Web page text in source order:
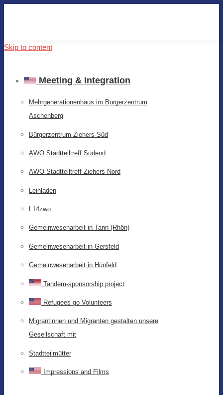
Skip to content
Meeting & Integration
Mehrgenerationenhaus im Bürgerzentrum
Aschenberg
Bürgerzentrum Ziehers-Süd
AWO Stadtteiltreff Südend
AWO Stadtteiltreff Ziehers-Nord
Leihladen
L14zwo
Gemeinwesenarbeit in Tann (Rhön)
Gemeinwesenarbeit in Gersfeld
Gemeinwesenarbeit in Hünfeld
Tandem-sponsorship project
Refugees go Volunteers
Migrantinnen und Migranten gestalten unsere
Gesellschaft mit
Stadtteilmütter
Impressions and Films